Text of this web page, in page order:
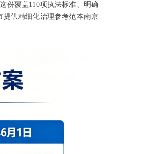
份覆盖110项执法标准、明确
提供精细化治理参考范本南京